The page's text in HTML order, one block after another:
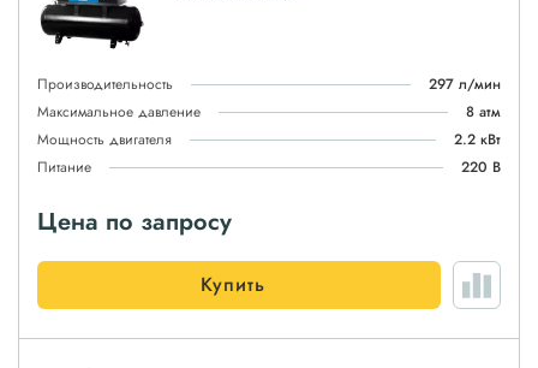
Производительность
297 л/мин
Максимальное давление
8 атм
Мощность двигателя
2.2 кВт
Питание
220 В
Цена по запросу
Купить